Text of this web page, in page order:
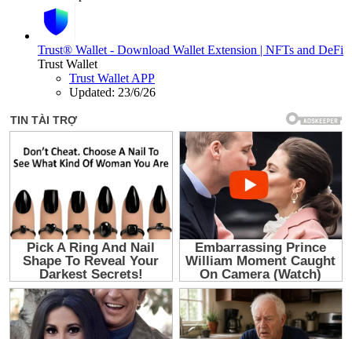
Trust® Wallet - Download Wallet Extension | NFTs and DeFi
Trust Wallet
Trust Wallet APP
Updated: 23/6/26